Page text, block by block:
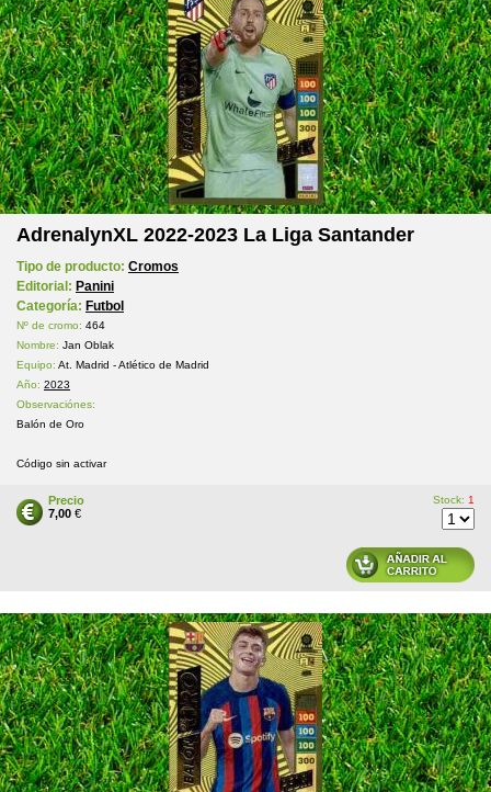
AdrenalynXL 2022-2023 La Liga Santander
Tipo de producto: Cromos
Editorial: Panini
Categoría: Futbol
Nº de cromo: 464
Nombre: Jan Oblak
Equipo: At. Madrid - Atlético de Madrid
Año: 2023
Observaciónes:
Balón de Oro
Código sin activar
Precio
7,00 €
Stock: 1